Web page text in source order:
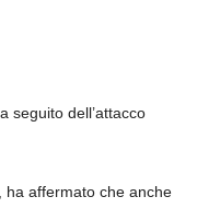
seguito dell’attacco
ha affermato che anche